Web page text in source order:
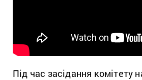
Під час засідання комітету